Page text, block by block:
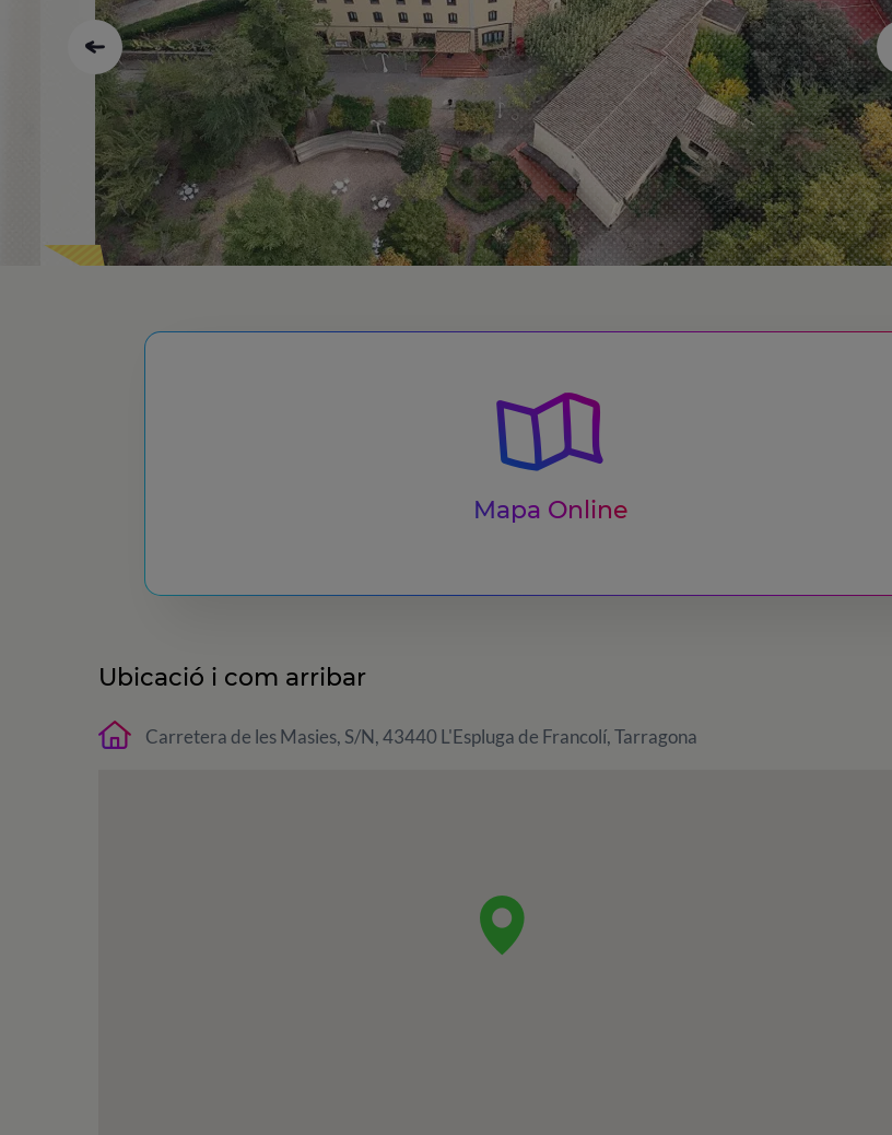
Mapa Online
Ubicació i com arribar
Carretera de les Masies, S/N, 43440 L'Espluga de Francolí, Tarragona